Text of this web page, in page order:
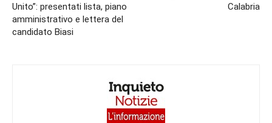
Unito”: presentati lista, piano
amministrativo e lettera del
candidato Biasi
Calabria